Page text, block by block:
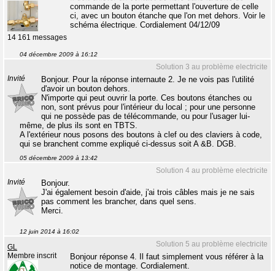
14 161 messages
commande de la porte permettant l'ouverture de celle
ci, avec un bouton étanche que l'on met dehors. Voir le
schéma électrique. Cordialement 04/12/09
04 décembre 2009 à 16:12
Solution 3 au problème electricite
Invité
Bonjour. Pour la réponse internaute 2. Je ne vois pas l'utilité
d'avoir un bouton dehors.
N'importe qui peut ouvrir la porte. Ces boutons étanches ou
non, sont prévus pour l'intérieur du local ; pour une personne
qui ne possède pas de télécommande, ou pour l'usager lui-
même, de plus ils sont en TBTS.
A l'extérieur nous posons des boutons à clef ou des claviers à code,
qui se branchent comme expliqué ci-dessus soit A &B. DGB.
05 décembre 2009 à 13:42
Solution 4 au problème electricite
Invité
Bonjour.
J'ai également besoin d'aide, j'ai trois câbles mais je ne sais
pas comment les brancher, dans quel sens.
Merci.
12 juin 2014 à 16:02
Solution 5 au problème electricite
GL
Membre inscrit
Bonjour réponse 4. Il faut simplement vous référer à la
notice de montage. Cordialement.